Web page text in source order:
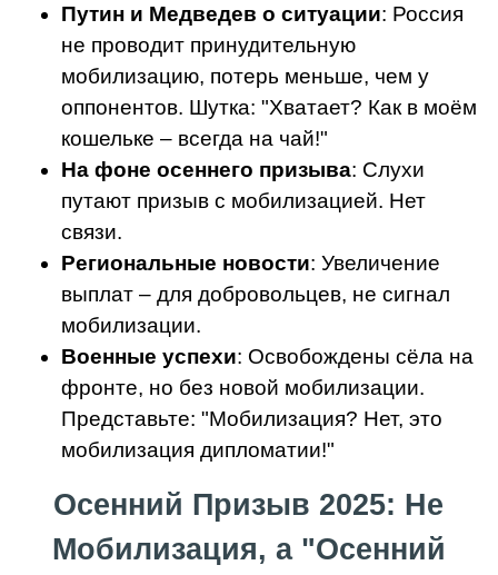
Путин и Медведев о ситуации: Россия
не проводит принудительную
мобилизацию, потерь меньше, чем у
оппонентов. Шутка: "Хватает? Как в моём
кошельке – всегда на чай!"
На фоне осеннего призыва: Слухи
путают призыв с мобилизацией. Нет
связи.
Региональные новости: Увеличение
выплат – для добровольцев, не сигнал
мобилизации.
Военные успехи: Освобождены сёла на
фронте, но без новой мобилизации.
Представьте: "Мобилизация? Нет, это
мобилизация дипломатии!"
Осенний Призыв 2025: Не
Мобилизация, а "Осенний